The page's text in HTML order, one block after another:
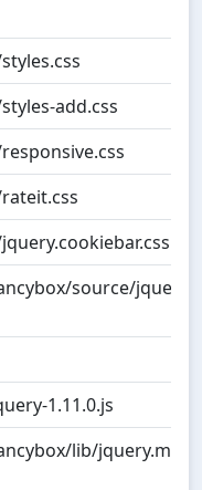
add.css
source/
1.11.0.js
lib/